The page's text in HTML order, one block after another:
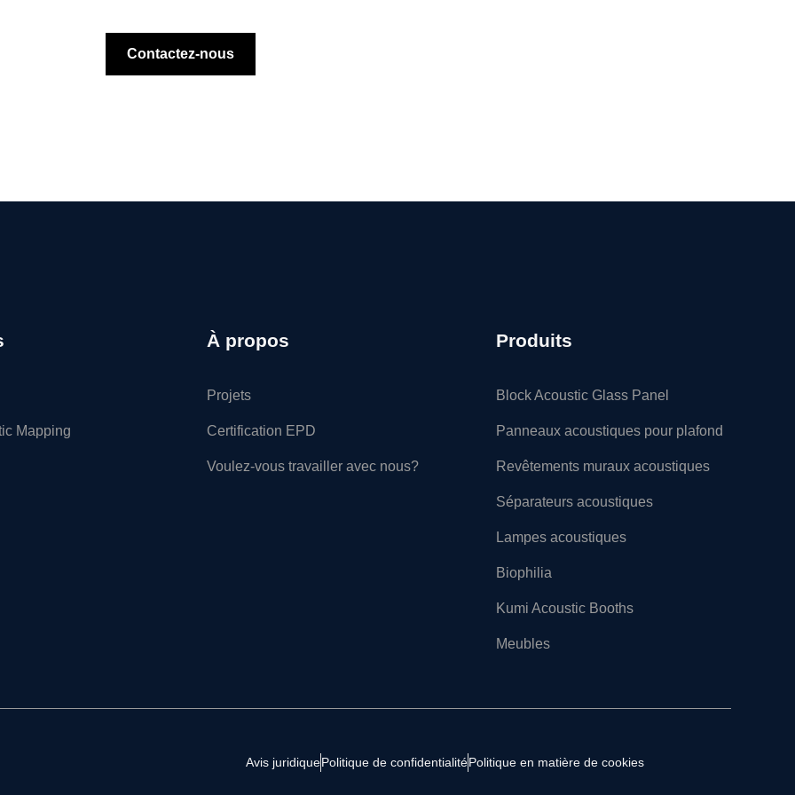
Contactez-nous
Mapping
À propos
Projets
Certification EPD
Voulez-vous travailler avec nous?
Produits
Block Acoustic Glass Panel
Panneaux acoustiques pour plafond
Revêtements muraux acoustiques
Séparateurs acoustiques
Lampes acoustiques
Biophilia
Kumi Acoustic Booths
Meubles
Avis juridiquePolitique de confidentialitéPolitique en matière de cookies